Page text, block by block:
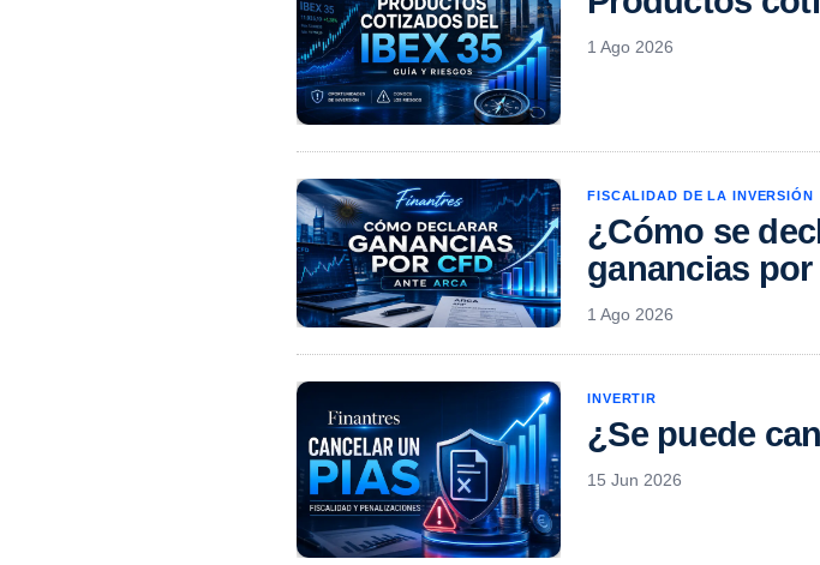
1 Ago 2026
FISCALIDAD DE LA INVERSIÓN
¿Cómo se
ganancias
1 Ago 2026
INVERTIR
¿Se puede
15 Jun 2026